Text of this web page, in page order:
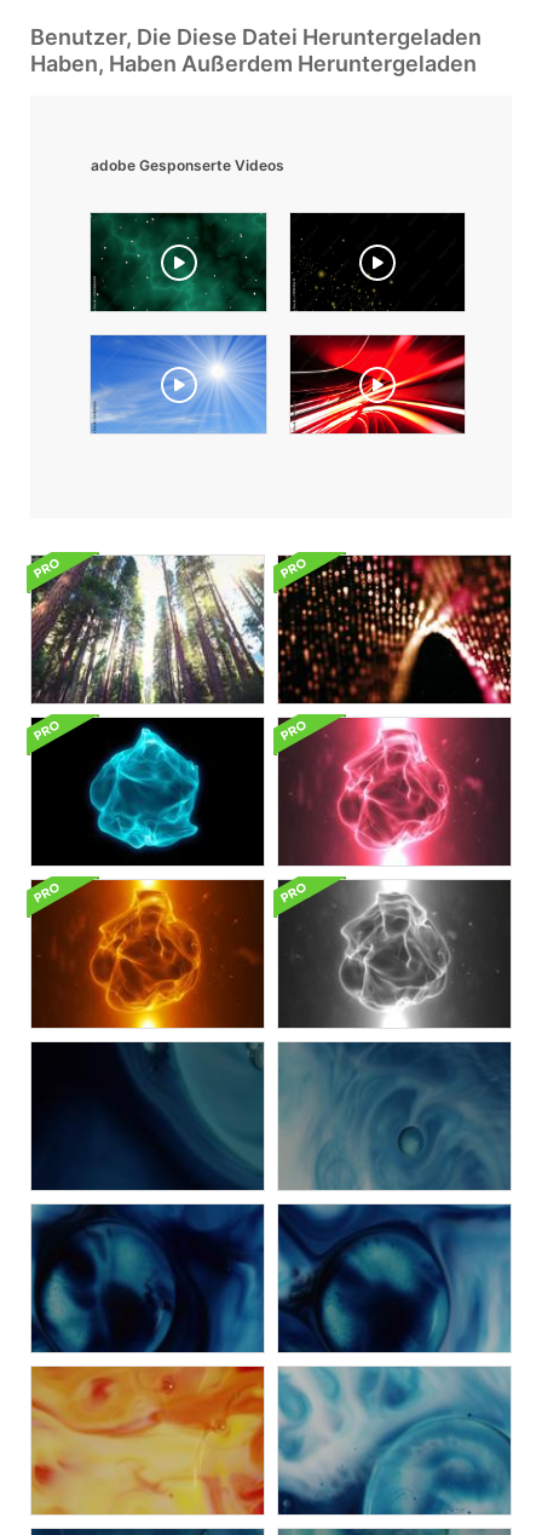
Benutzer, Die Diese Datei Heruntergeladen
Haben, Haben Außerdem Heruntergeladen
adobe Gesponserte Videos